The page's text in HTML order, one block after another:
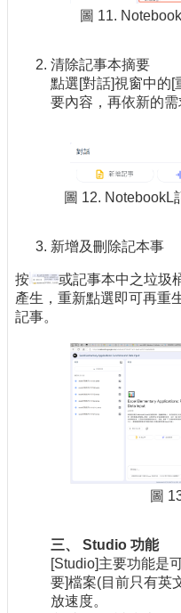
圖 11.
清除記事本摘要
點選[對話]視窗中的[
要內容，再依新的需
圖 12. NotebookL
新增及刪除記本事
按
或記事本中之垃圾
產生，重新點選即可再重
記事。
圖
三、 Studio 功能
[Studio]主要功能是
要]檔案(目前只有英
放速度。